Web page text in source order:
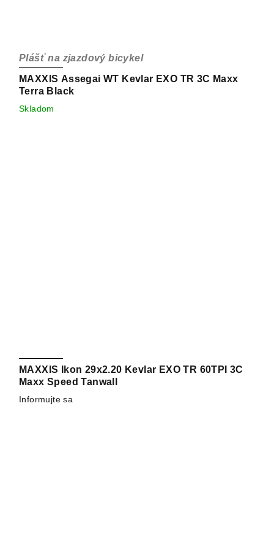
MAXXIS Assegai WT Kevlar EXO TR 3C Maxx
Terra Black
Plášť na zjazdový bicykel
Skladom
MAXXIS Ikon 29x2.20 Kevlar EXO TR 60TPI 3C
Maxx Speed Tanwall
Informujte sa